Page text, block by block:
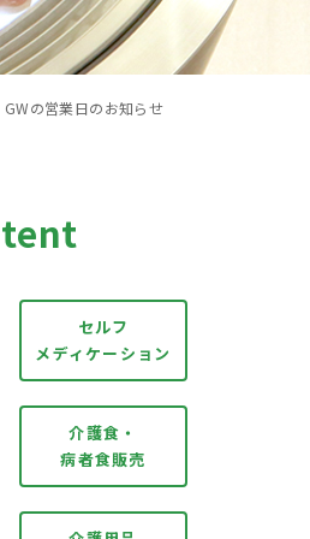
GWの営業日のお知らせ
セルフ
メディケーション
介護食・
病者食販売